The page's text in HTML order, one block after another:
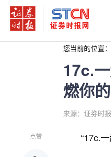
您当前的位置：
17c.
燃你
来源：证券时
点赞 “17c.